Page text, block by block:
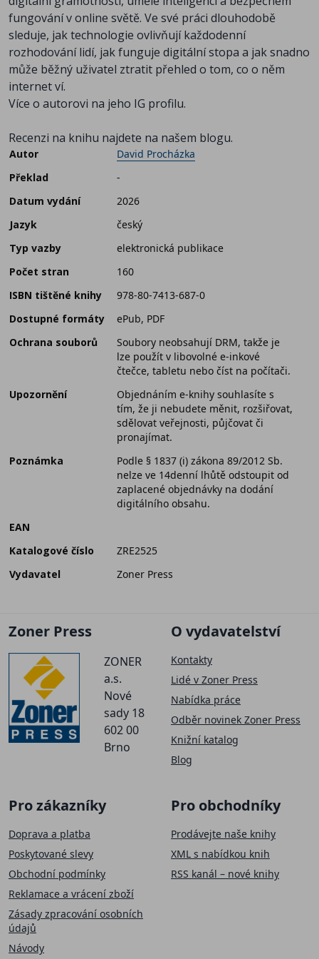
fungování v online světě. Ve své práci dlouhodobě
sleduje, jak technologie ovlivňují každodenní
rozhodování lidí, jak funguje digitální stopa a jak snadno
může běžný uživatel ztratit přehled o tom, co o něm
internet ví.
Více o autorovi na jeho IG profilu.
Recenzi na knihu najdete na našem blogu.
Autor
David Procházka
Překlad
-
Datum vydání
2026
Jazyk
český
Typ vazby
elektronická publikace
Počet stran
160
ISBN tištěné knihy
978-80-7413-687-0
Dostupné formáty
ePub, PDF
Ochrana souborů
Soubory neobsahují DRM, takže je
lze použít v libovolné e-inkové
čtečce, tabletu nebo číst na počítači.
Upozornění
Objednáním e-knihy souhlasíte s
tím, že ji nebudete měnit, rozšiřovat,
sdělovat veřejnosti, půjčovat či
pronajímat.
Poznámka
Podle § 1837 (i) zákona 89/2012 Sb.
nelze ve 14denní lhůtě odstoupit od
zaplacené objednávky na dodání
digitálního obsahu.
EAN
Katalogové číslo
ZRE2525
Vydavatel
Zoner Press
Zoner Press
ZONER
a.s.
Nové
sady 18
602 00
Brno
O vydavatelství
Kontakty
Lidé v Zoner Press
Nabídka práce
Odběr novinek Zoner Press
Knižní katalog
Blog
Pro zákazníky
Doprava a platba
Poskytované slevy
Obchodní podmínky
Reklamace a vrácení zboží
Zásady zpracování osobních
údajů
Návody
Pro obchodníky
Prodávejte naše knihy
XML s nabídkou knih
RSS kanál – nové knihy